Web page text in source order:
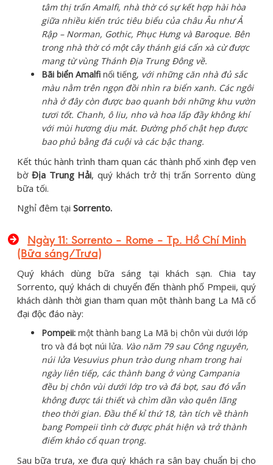
tâm thị trấn Amalfi, nhà thờ có sự kết hợp hài hòa
giữa nhiều kiến trúc tiêu biểu của châu Âu như Ả
Rập – Norman, Gothic, Phục Hưng và Baroque. Bên
trong nhà thờ có một cây thánh giá cẩn xà cừ được
mang từ vùng Thánh Địa Trung Đông về.
Bãi biển Amalfi nổi tiếng, với những căn nhà đủ sắc
màu nằm trên ngọn đồi nhìn ra biển xanh. Các ngôi
nhà ở đây còn được bao quanh bởi những khu vườn
tươi tốt. Chanh, ô liu, nho và hoa lấp đầy không khí
với mùi hương dịu mát. Đường phố chật hẹp được
bao phủ bằng đá cuội và các bậc thang.
Kết thúc hành trình tham quan các thành phố xinh đẹp ven
bờ Địa Trung Hải, quý khách trở thị trấn Sorrento dùng
bữa tối.
Nghỉ đêm tại Sorrento.
Ngày 11: Sorrento – Rome – Tp. Hồ Chí Minh
(Bữa sáng/Trưa)
Quý khách dùng bữa sáng tại khách sạn. Chia tay
Sorrento, quý khách di chuyển đến thành phố Pmpeii, quý
khách dành thời gian tham quan một thành bang La Mã cổ
đại độc đáo này:
Pompeii: một thành bang La Mã bị chôn vùi dưới lớp
tro và đá bọt núi lửa. Vào năm 79 sau Công nguyên,
núi lửa Vesuvius phun trào dung nham trong hai
ngày liên tiếp, các thành bang ở vùng Campania
đều bị chôn vùi dưới lớp tro và đá bọt, sau đó vẫn
không được tái thiết và chìm dần vào quên lãng
theo thời gian. Đầu thể kỉ thứ 18, tàn tích về thành
bang Pompeii tình cờ được phát hiện và trở thành
điểm khảo cổ quan trọng.
Sau bữa trưa, xe đưa quý khách ra sân bay chuẩn bị cho